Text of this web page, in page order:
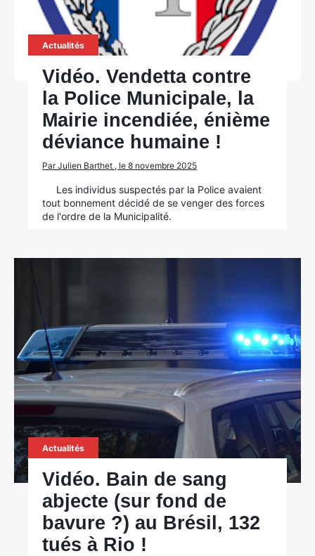
Actualités
Vidéo. Vendetta contre
la Police Municipale, la
Mairie incendiée, énième
déviance humaine !
Par Julien Barthet , le 8 novembre 2025
Les individus suspectés par la Police avaient
tout bonnement décidé de se venger des forces
de l'ordre de la Municipalité.
Actualités
Vidéo. Bain de sang
abjecte (sur fond de
bavure ?) au Brésil, 132
tués à Rio !